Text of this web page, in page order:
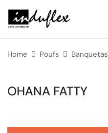
Home Poufs Banquetas
OHANA FATTY